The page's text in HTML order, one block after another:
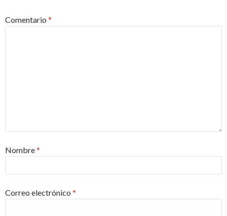
Comentario *
Nombre*
Correo electrónico *